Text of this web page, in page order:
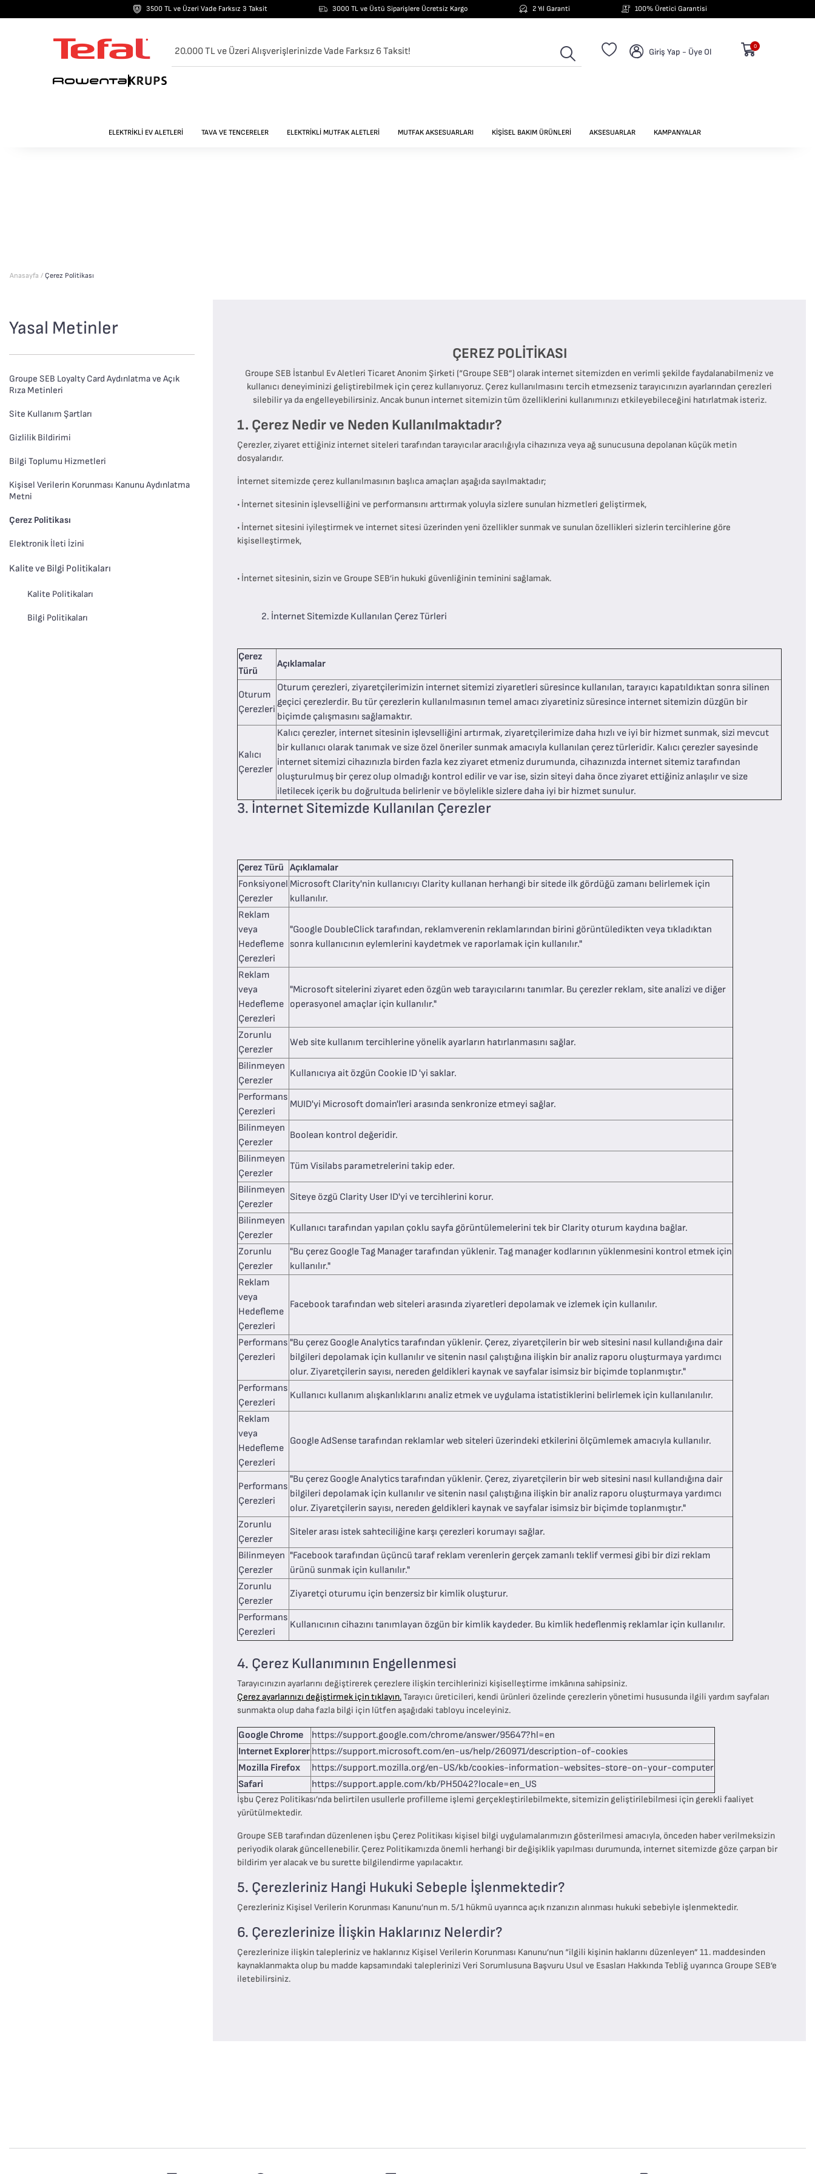
3500 TL ve Üzeri Vade Farksız 3 Taksit 3000 TL ve Üstü Siparişlere Ücretsiz Kargo 2 Yıl Garanti 100% Üretici Garantisi
20.000 TL ve Üzeri Alışverişlerinizde Vade Farksız 6 Taksit! Giriş Yap - Üye Ol
0
ELEKTRİKLİ EV ALETLERİ TAVA VE TENCERELER ELEKTRİKLİ MUTFAK ALETLERİ MUTFAK AKSESUARLARI KİŞİSEL BAKIM ÜRÜNLERİ AKSESUARLAR KAMPANYALAR
Anasayfa / Çerez Politikası
Yasal Metinler
Groupe SEB Loyalty Card Aydınlatma ve Açık
Rıza Metinleri
Site Kullanım Şartları
Gizlilik Bildirimi
Bilgi Toplumu Hizmetleri
Kişisel Verilerin Korunması Kanunu Aydınlatma
Metni
Çerez Politikası
Elektronik İleti İzini
Kalite ve Bilgi Politikaları
Kalite Politikaları
Bilgi Politikaları
​ÇEREZ POLİTİKASI
Groupe SEB İstanbul Ev Aletleri Ticaret Anonim Şirketi (“Groupe SEB”) olarak internet sitemizden en verimli şekilde faydalanabilmeniz ve
kullanıcı deneyiminizi geliştirebilmek için çerez kullanıyoruz. Çerez kullanılmasını tercih etmezseniz tarayıcınızın ayarlarından çerezleri
silebilir ya da engelleyebilirsiniz. Ancak bunun internet sitemizin tüm özelliklerini kullanımınızı etkileyebileceğini hatırlatmak isteriz.​
1. Çerez Nedir ve Neden Kullanılmaktadır?
Çerezler, ziyaret ettiğiniz internet siteleri tarafından tarayıcılar aracılığıyla cihazınıza veya ağ sunucusuna depolanan küçük metin
dosyalarıdır.
İnternet sitemizde çerez kullanılmasının başlıca amaçları aşağıda sayılmaktadır;
• İnternet sitesinin işlevselliğini ve performansını arttırmak yoluyla sizlere sunulan hizmetleri geliştirmek,
• ​İnternet sitesini iyileştirmek ve internet sitesi üzerinden yeni özellikler sunmak ve sunulan özellikleri sizlerin tercihlerine göre
kişiselleştirmek,
• İnternet sitesinin, sizin ve Groupe SEB’in hukuki güvenliğinin teminini sağlamak.
2. İnternet Sitemizde Kullanılan Çerez Türleri
Çerez
Türü
Açıklamalar
Oturum
Çerezleri
Oturum çerezleri, ziyaretçilerimizin internet sitemizi ziyaretleri süresince kullanılan, tarayıcı kapatıldıktan sonra silinen
geçici çerezlerdir. Bu tür çerezlerin kullanılmasının temel amacı ziyaretiniz süresince internet sitemizin düzgün bir
biçimde çalışmasını sağlamaktır.
Kalıcı
Çerezler
Kalıcı çerezler, internet sitesinin işlevselliğini artırmak, ziyaretçilerimize daha hızlı ve iyi bir hizmet sunmak, sizi mevcut
bir kullanıcı olarak tanımak ve size özel öneriler sunmak amacıyla kullanılan çerez türleridir. Kalıcı çerezler sayesinde
internet sitemizi cihazınızla birden fazla kez ziyaret etmeniz durumunda, cihazınızda internet sitemiz tarafından
oluşturulmuş bir çerez olup olmadığı kontrol edilir ve var ise, sizin siteyi daha önce ziyaret ettiğiniz anlaşılır ve size
iletilecek içerik bu doğrultuda belirlenir ve böylelikle sizlere daha iyi bir hizmet sunulur.
3. İnternet Sitemizde Kullanılan Çerezler
Çerez Türü Açıklamalar
Fonksiyonel
Çerezler
Microsoft Clarity'nin kullanıcıyı Clarity kullanan herhangi bir sitede ilk gördüğü zamanı belirlemek için
kullanılır.
Reklam
veya
Hedefleme
Çerezleri
"Google DoubleClick tarafından, reklamverenin reklamlarından birini görüntüledikten veya tıkladıktan
sonra kullanıcının eylemlerini kaydetmek ve raporlamak için kullanılır."
Reklam
veya
Hedefleme
Çerezleri
"Microsoft sitelerini ziyaret eden özgün web tarayıcılarını tanımlar. Bu çerezler reklam, site analizi ve diğer
operasyonel amaçlar için kullanılır."
Zorunlu
Çerezler
Web site kullanım tercihlerine yönelik ayarların hatırlanmasını sağlar.
Bilinmeyen
Çerezler
Kullanıcıya ait özgün Cookie ID 'yi saklar.
Performans
Çerezleri
MUID'yi Microsoft domain'leri arasında senkronize etmeyi sağlar.
Bilinmeyen
Çerezler
Boolean kontrol değeridir.
Bilinmeyen
Çerezler
Tüm Visilabs parametrelerini takip eder.
Bilinmeyen
Çerezler
Siteye özgü Clarity User ID'yi ve tercihlerini korur.
Bilinmeyen
Çerezler
Kullanıcı tarafından yapılan çoklu sayfa görüntülemelerini tek bir Clarity oturum kaydına bağlar.
Zorunlu
Çerezler
"Bu çerez Google Tag Manager tarafından yüklenir. Tag manager kodlarının yüklenmesini kontrol etmek için
kullanılır."
Reklam
veya
Hedefleme
Çerezleri
Facebook tarafından web siteleri arasında ziyaretleri depolamak ve izlemek için kullanılır.
Performans
Çerezleri
"Bu çerez Google Analytics tarafından yüklenir. Çerez, ziyaretçilerin bir web sitesini nasıl kullandığına dair
bilgileri depolamak için kullanılır ve sitenin nasıl çalıştığına ilişkin bir analiz raporu oluşturmaya yardımcı
olur. Ziyaretçilerin sayısı, nereden geldikleri kaynak ve sayfalar isimsiz bir biçimde toplanmıştır."
Performans
Çerezleri
Kullanıcı kullanım alışkanlıklarını analiz etmek ve uygulama istatistiklerini belirlemek için kullanılanılır.
Reklam
veya
Hedefleme
Çerezleri
Google AdSense tarafından reklamlar web siteleri üzerindeki etkilerini ölçümlemek amacıyla kullanılır.
Performans
Çerezleri
"Bu çerez Google Analytics tarafından yüklenir. Çerez, ziyaretçilerin bir web sitesini nasıl kullandığına dair
bilgileri depolamak için kullanılır ve sitenin nasıl çalıştığına ilişkin bir analiz raporu oluşturmaya yardımcı
olur. Ziyaretçilerin sayısı, nereden geldikleri kaynak ve sayfalar isimsiz bir biçimde toplanmıştır."
Zorunlu
Çerezler
Siteler arası istek sahteciliğine karşı çerezleri korumayı sağlar.
Bilinmeyen
Çerezler
"Facebook tarafından üçüncü taraf reklam verenlerin gerçek zamanlı teklif vermesi gibi bir dizi reklam
ürünü sunmak için kullanılır."
Zorunlu
Çerezler
Ziyaretçi oturumu için benzersiz bir kimlik oluşturur.
Performans
Çerezleri
Kullanıcının cihazını tanımlayan özgün bir kimlik kaydeder. Bu kimlik hedeflenmiş reklamlar için kullanılır.
4. Çerez Kullanımının Engellenmesi
Tarayıcınızın ayarlarını değiştirerek çerezlere ilişkin tercihlerinizi kişiselleştirme imkânına sahipsiniz.
Çerez ayarlarınızı değiştirmek için tıklayın.Tarayıcı üreticileri, kendi ürünleri özelinde çerezlerin yönetimi hususunda ilgili yardım sayfaları
sunmakta olup daha fazla bilgi için lütfen aşağıdaki tabloyu inceleyiniz.
Google Chrome
https://support.google.com/chrome/answer/95647?hl=en
Internet Explorer https://support.microsoft.com/en-us/help/260971/description-of-cookies
Mozilla Firefox
https://support.mozilla.org/en-US/kb/cookies-information-websites-store-on-your-computer
Safari
https://support.apple.com/kb/PH5042?locale=en_US
İşbu Çerez Politikası’nda belirtilen usullerle profilleme işlemi gerçekleştirilebilmekte, sitemizin geliştirilebilmesi için gerekli faaliyet
yürütülmektedir.
Groupe SEB tarafından düzenlenen işbu Çerez Politikası kişisel bilgi uygulamalarımızın gösterilmesi amacıyla, önceden haber verilmeksizin
periyodik olarak güncellenebilir. Çerez Politikamızda önemli herhangi bir değişiklik yapılması durumunda, internet sitemizde göze çarpan bir
bildirim yer alacak ve bu surette bilgilendirme yapılacaktır.
5. Çerezleriniz Hangi Hukuki Sebeple İşlenmektedir?
Çerezleriniz Kişisel Verilerin Korunması Kanunu’nun m. 5/1 hükmü uyarınca açık rızanızın alınması hukuki sebebiyle işlenmektedir.
6. Çerezlerinize İlişkin Haklarınız Nelerdir?
Çerezlerinize ilişkin talepleriniz ve haklarınız Kişisel Verilerin Korunması Kanunu’nun “ilgili kişinin haklarını düzenleyen” 11. maddesinden
kaynaklanmakta olup bu madde kapsamındaki taleplerinizi Veri Sorumlusuna Başvuru Usul ve Esasları Hakkında Tebliğ uyarınca Groupe SEB’e
iletebilirsiniz.